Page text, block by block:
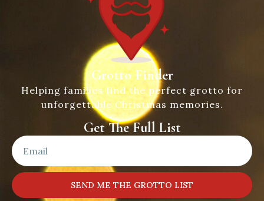
Grotto Finder
Helping families find the perfect grotto for
unforgettable Christmas memories.
Get The Full List
SEND ME THE GROTTO LIST